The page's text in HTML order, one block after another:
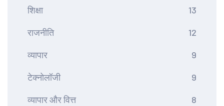
शिक्षा 13
राजनीति 12
व्यापार 9
टेक्नोलॉजी 9
व्यापार और वित्त 8